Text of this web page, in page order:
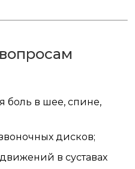
боль в шее, спине,
дисков;
в суставах